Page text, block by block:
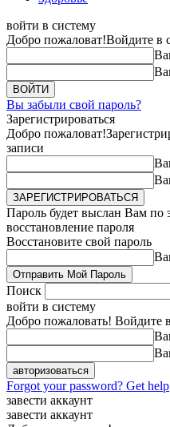
войти в систему
Добро пожаловат!Войдите в
Вы забыли свой пароль?
Зарегистрироваться
Добро пожаловат!
записи
Пароль будет выслан Вам по
восстановление пароля
Восстановите свой пароль
Поиск
войти в систему
Добро пожаловать! Войдите
Forgot your password? Get help
завести аккаунт
завести аккаунт